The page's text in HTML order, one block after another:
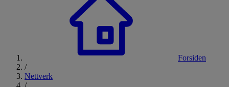
Forsiden
/
Nettverk
/